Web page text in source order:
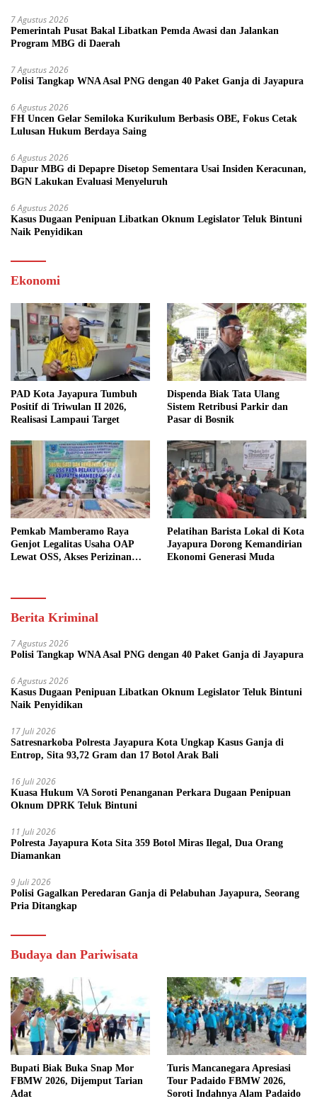
7 Agustus 2026
Pemerintah Pusat Bakal Libatkan Pemda Awasi dan Jalankan
Program MBG di Daerah
7 Agustus 2026
Polisi Tangkap WNA Asal PNG dengan 40 Paket Ganja di Jayapura
6 Agustus 2026
FH Uncen Gelar Semiloka Kurikulum Berbasis OBE, Fokus Cetak
Lulusan Hukum Berdaya Saing
6 Agustus 2026
Dapur MBG di Depapre Disetop Sementara Usai Insiden Keracunan,
BGN Lakukan Evaluasi Menyeluruh
6 Agustus 2026
Kasus Dugaan Penipuan Libatkan Oknum Legislator Teluk Bintuni
Naik Penyidikan
Ekonomi
PAD Kota Jayapura Tumbuh
Positif di Triwulan II 2026,
Realisasi Lampaui Target
Dispenda Biak Tata Ulang
Sistem Retribusi Parkir dan
Pasar di Bosnik
Pemkab Mamberamo Raya
Genjot Legalitas Usaha OAP
Lewat OSS, Akses Perizinan
Pelatihan Barista Lokal di Kota
Jayapura Dorong Kemandirian
Ekonomi Generasi Muda
Berita Kriminal
7 Agustus 2026
Polisi Tangkap WNA Asal PNG dengan 40 Paket Ganja di Jayapura
6 Agustus 2026
Kasus Dugaan Penipuan Libatkan Oknum Legislator Teluk Bintuni
Naik Penyidikan
17 Juli 2026
Satresnarkoba Polresta Jayapura Kota Ungkap Kasus Ganja di
Entrop, Sita 93,72 Gram dan 17 Botol Arak Bali
16 Juli 2026
Kuasa Hukum VA Soroti Penanganan Perkara Dugaan Penipuan
Oknum DPRK Teluk Bintuni
11 Juli 2026
Polresta Jayapura Kota Sita 359 Botol Miras Ilegal, Dua Orang
Diamankan
9 Juli 2026
Polisi Gagalkan Peredaran Ganja di Pelabuhan Jayapura, Seorang
Pria Ditangkap
Budaya dan Pariwisata
Bupati Biak Buka Snap Mor
FBMW 2026, Dijemput Tarian
Adat
Turis Mancanegara Apresiasi
Tour Padaido FBMW 2026,
Soroti Indahnya Alam Padaido